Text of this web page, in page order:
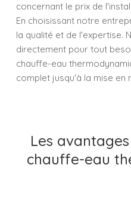
concernant le prix de
En choisissant notre
la qualité et de l'expertise.
directement pour tout
chauffe-eau
complet jusqu'à la mise en
Les
chauffe-eau